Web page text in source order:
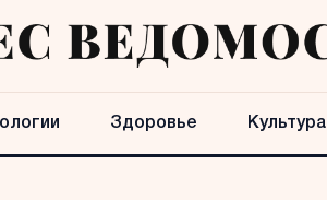
Здоровье Культура